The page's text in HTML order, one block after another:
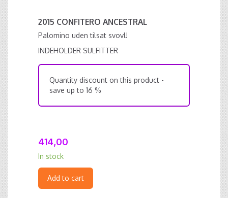
2015 CONFITERO ANCESTRAL
Palomino uden tilsat svovl!
INDEHOLDER SULFITTER
Quantity discount on this product -
save up to 16 %
414,00
In stock
Add to cart